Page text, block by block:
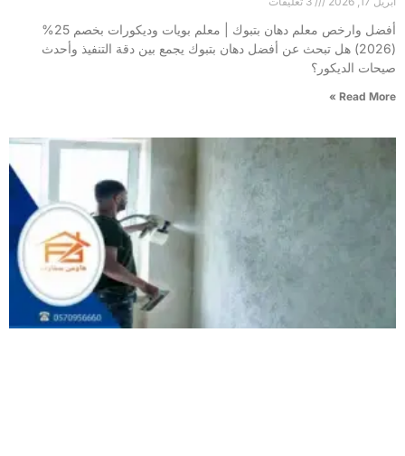
أفضل وارخص معلم دهان بتبوك | معلم بويات وديكورات بخصم 25%
(2026) هل تبحث عن أفضل دهان بتبوك يجمع بين دقة التنفيذ وأحدث
صيحات الديكور؟
Read More »